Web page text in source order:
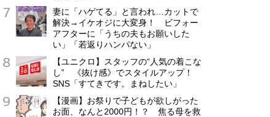
妻に「ハゲてる」と言われ…カットで
解決→イケオジに大変身！ ビフォー
アフターに「うちの夫もお願いした
い」「若返りハンパない」
【ユニクロ】スタッフの“人気の着こな
し” 《抜け感》でスタイルアップ！
SNS「すてきです。まねしたい」
【漫画】お祭りで子どもが欲しがった
お面、なんと2000円！？ 焦る母を救